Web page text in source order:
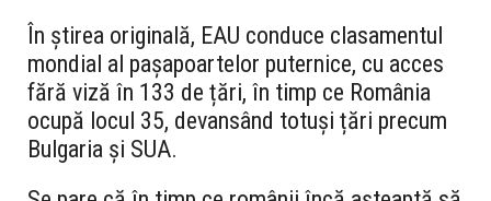
În știrea originală, EAU conduce clasamentul
mondial al pașapoartelor puternice, cu acces
fără viză în 133 de țări, în timp ce România
ocupă locul 35, devansând totuși țări precum
Bulgaria și SUA.